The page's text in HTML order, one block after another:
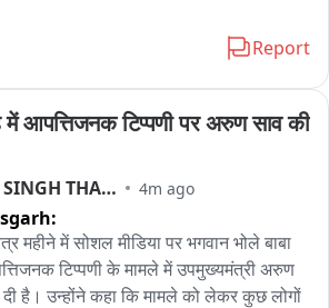
कि एबीवीपी के कार्यकर्ता शांतिपूर्ण तरीके से
हुए कहा कि आखिर सरकार ने छात्रों और
नहीं की? उन्हें बुलाकर उनकी बात क्यों नहीं सुनी
जोर-जबरदस्ती और तोड़फोड़ की राजनीति
कि झारखंड की जनता और छात्र सब कुछ देख रहे
कतई बर्दाश्त नहीं की जाएगी。
Report
में आपत्तिजनक टिप्पणी पर अरुण साव की
SHAILENDAR SINGH THAKUR 4m ago
महीने में सोशल मीडिया पर भगवान भोले बाबा
टिप्पणी के मामले में उपमुख्यमंत्री अरुण
दी है। उन्होंने कहा कि मामले को लेकर कुछ लोगों